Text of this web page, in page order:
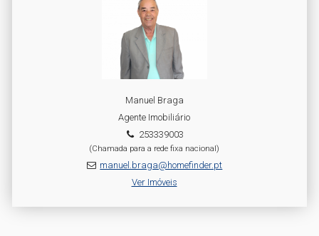
Manuel Braga
Agente Imobiliário
253339003
(Chamada para a rede fixa nacional)
manuel.braga@homefinder.pt
Ver Imóveis